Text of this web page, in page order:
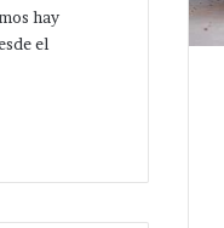
hay
el